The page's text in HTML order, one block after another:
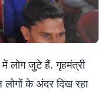
में लोग जुटे हैं. गृहमंत्री
के अंदर दिख रहा